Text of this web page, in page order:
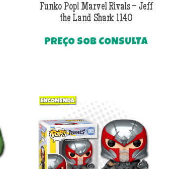
Funko Pop! Marvel Rivals – Jeff
the Land Shark 1140
PREÇO SOB CONSULTA